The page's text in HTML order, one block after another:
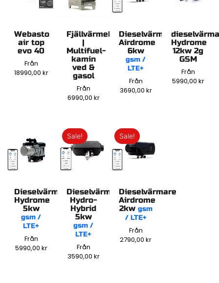
Webasto
air top
evo 40
Från
18990,00kr
Fjällvärmekaminen
|
Multifuel-
kamin
ved &
gasol
Från
6990,00 kr
Dieselvärmare
Airdrome
6kw
gsm /
LTE+
Från
3690,00 kr
Hydrome
12kw 2g
GSM
Från
5990,00 kr
Dieselvärmare
Hydrome
5kw
gsm /
LTE+
Från
5990,00 kr
Sale!
Dieselvärmare
Hydro-
Hybrid
5kw
gsm /
LTE+
Från
3590,00 kr
Sale!
Dieselvärmare
Airdrome
2kw gsm
/ LTE+
Från
2790,00 kr